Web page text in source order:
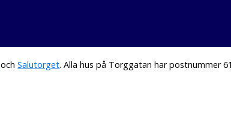
ochSalutorget. Alla hus på Torggatan har postnummer